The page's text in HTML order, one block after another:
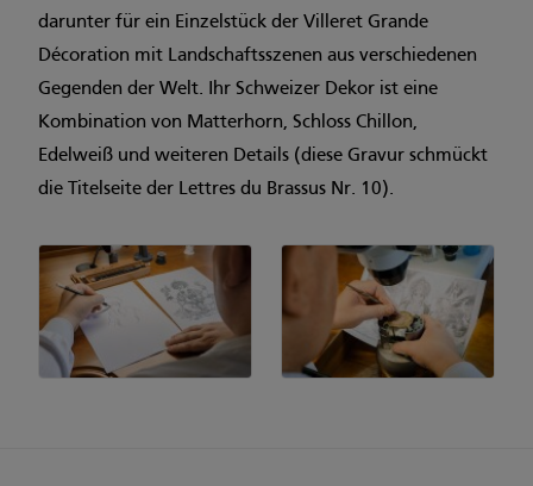
darunter für ein Einzelstück der Villeret Grande
Décoration mit Landschaftsszenen aus verschiedenen
Gegenden der Welt. Ihr Schweizer Dekor ist eine
Kombination von Matterhorn, Schloss Chillon,
Edelweiß und weiteren Details (diese Gravur schmückt
die Titelseite der Lettres du Brassus Nr. 10).